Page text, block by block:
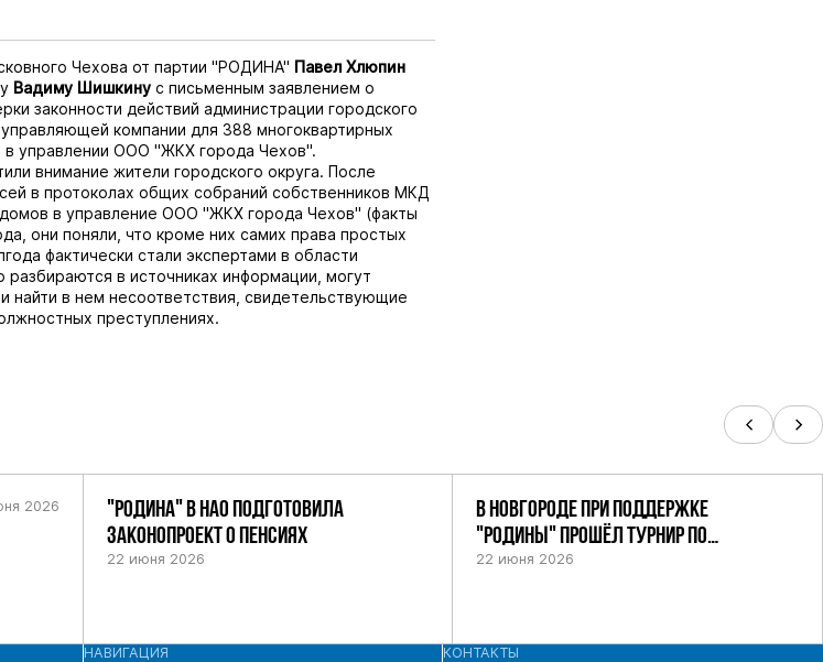
Чехова от партии "РОДИНА" Павел Хлюпин
Вадиму Шишкинус письменным заявлением о
законности действий администрации городского
компании для 388 многоквартирных
в управлении ООО "ЖКХ города Чехов".
внимание жители городского округа. После
в протоколах общих собраний собственников МКД
в управление ООО "ЖКХ города Чехов" (факты
они поняли, что кроме них самих права простых
фактически стали экспертами в области
в источниках информации, могут
найти в нем несоответствия, свидетельствующие
преступлениях.
2026
"РОДИНА" В НАО ПОДГОТОВИЛА
ЗАКОНОПРОЕКТ О ПЕНСИЯХ
22 июня 2026
В НОВГОРОДЕ ПРИ ПОДДЕРЖКЕ
"РОДИНЫ" ПРОШЁЛ ТУРНИР ПО
ШАХМАТАМ СРЕДИ СИЛОВИКОВ
22 июня 2026
НАВИГАЦИЯ КОНТАКТЫ